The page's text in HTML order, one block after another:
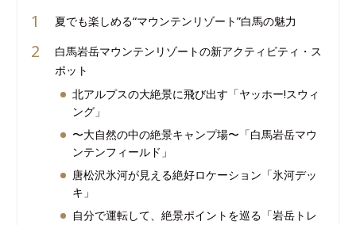
夏でも楽しめる“マウンテンリゾート”白馬の魅力
白馬岩岳マウンテンリゾートの新アクティビティ・ス
ポット
北アルプスの大絶景に飛び出す「ヤッホー!スウィ
ング」
〜大自然の中の絶景キャンプ場〜「白馬岩岳マウ
ンテンフィールド」
唐松沢氷河が見える絶好ロケーション「氷河デッ
キ」
自分で運転して、絶景ポイントを巡る「岩岳トレ